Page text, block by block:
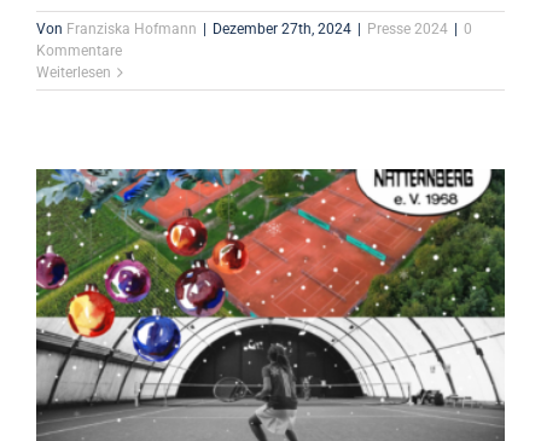
Von Franziska Hofmann Dezember 27th, 2024 Presse 2024
0
Kommentare
Weiterlesen